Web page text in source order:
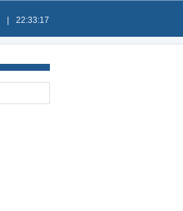
22:33:18